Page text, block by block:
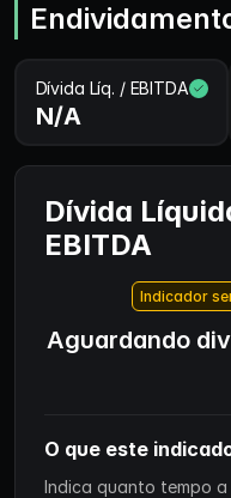
Dívida Líq. / EBITDA
N/A
Dívida
EBITDA
Indicador
Aguardando
O que este
Indica quanto tempo